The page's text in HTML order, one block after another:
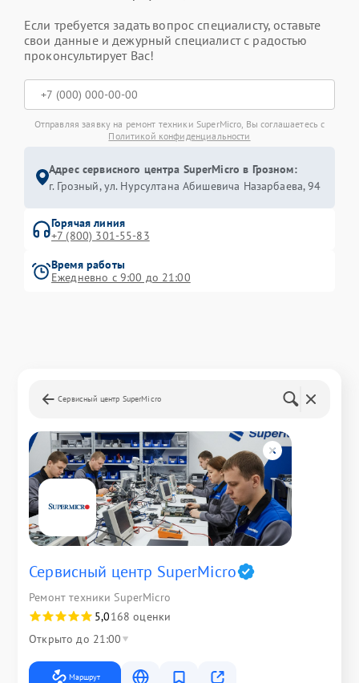
Если требуется задать вопрос специалисту, оставьте
свои данные и дежурный специалист с радостью
проконсультирует Вас!
Отправляя заявку на ремонт техники SuperMicro, Вы соглашаетесь с
Политикой конфиденциальности
Адрес сервисного центра SuperMicro в Грозном:
г. Грозный, ул. Нурсултана Абишевича Назарбаева, 94
Горячая линия
+7 (800) 301-55-83
Время работы
Ежедневно с 9:00 до 21:00
Сервисный центр SuperMicro
Сервисный центр SuperMicro
Ремонт техники SuperMicro
5,0168 оценки
Открыто до 21:00
Маршрут